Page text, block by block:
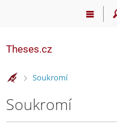
Theses.cz
>
Soukromí
Soukromí